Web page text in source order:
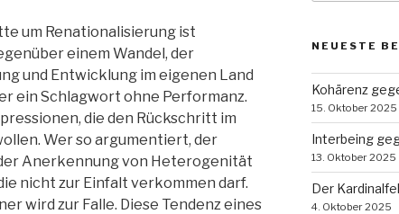
um Renationalisierung ist
einem Wandel, der
und Entwicklung im eigenen Land
ein Schlagwort ohne Performanz.
die den Rückschritt im
Wer so argumentiert, der
Anerkennung von Heterogenität
nicht zur Einfalt verkommen darf.
wird zur Falle. Diese Tendenz eines
NEUESTE
Kohärenz
15. Oktober 2025
Interbeing
13. Oktober 2025
Der
4. Oktober 2025